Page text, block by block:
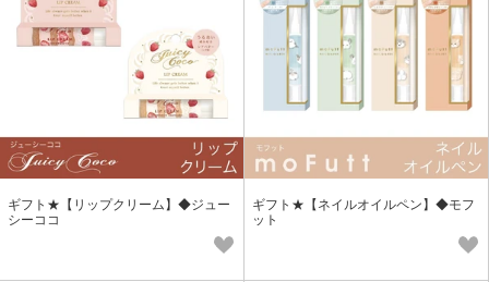
ギフト★【リップクリーム】◆ジュー
シーココ
ギフト★【ネイルオイルペン】◆モフ
ット